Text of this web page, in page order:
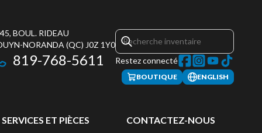
BOUL. RIDEAU
NORANDA (QC) J0Z 1Y0
819-768-5611 Restez connecté
BOUTIQUE ENGLISH
SERVICES ET PIÈCES CONTACTEZ-NOUS